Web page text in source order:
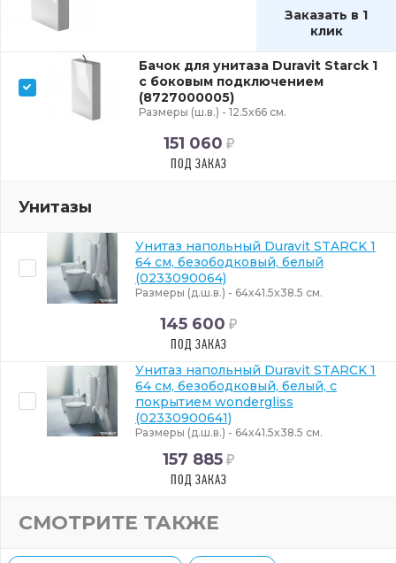
Заказать в 1
клик
Бачок для унитаза Duravit Starck 1
с боковым подключением
(8727000005)
Размеры (ш.в.) - 12.5x66 см.
151 060
ПОД ЗАКАЗ
Унитазы
Унитаз напольный Duravit STARCK 1
64 см, безободковый, белый
(0233090064)
Размеры (д.ш.в.) - 64x41.5x38.5 см.
145 600
ПОД ЗАКАЗ
Унитаз напольный Duravit STARCK 1
64 см, безободковый, белый, с
покрытием wondergliss
(02330900641)
Размеры (д.ш.в.) - 64x41.5x38.5 см.
157 885
ПОД ЗАКАЗ
СМОТРИТЕ ТАКЖЕ